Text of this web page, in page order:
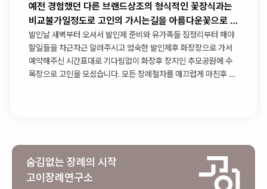
예전 경험했던 다른 브랜드상조의 형식적인 꽃장식과는
비교불가일정도로 고인의 가시는길을 아름다운꽃으로 가
득채워주셨습니다
발인날 새벽부터 오셔서 발인제 준비와 유가족들 짐정리부터 해야
할일들을 차근차근 알려주시고 엄숙한 발인제후 화장장으로 가서
예약해주신 시간표대로 기다림없이 화장후 장지인 추모공원에 수
목장으로 고인을 모셨습니다. 모든 장례절차를 매끄럽게 마친후 다
숨김없는 장례의 시작
고이장례연구소